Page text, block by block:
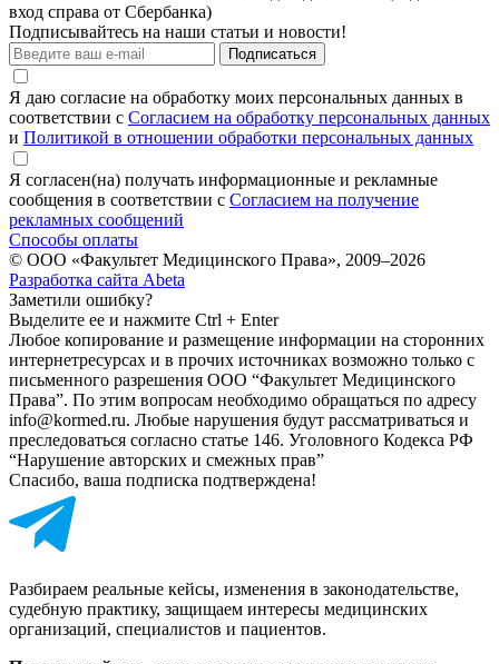
вход справа от Сбербанка)
Подписывайтесь на наши статьи и новости!
Подписаться
Я даю согласие на обработку моих персональных данных в
соответствии с Согласием на обработку персональных данных
и Политикой в отношении обработки персональных данных
Я согласен(на) получать информационные и рекламные
сообщения в соответствии с Согласием на получение
рекламных сообщений
Способы оплаты
© ООО «Факультет Медицинского Права», 2009–2026
Разработка сайта Abeta
Заметили ошибку?
Выделите ее и нажмите Ctrl + Enter
Любое копирование и размещение информации на сторонних
интернет­ресурсах и в прочих источниках возможно только с
письменного разрешения ООО “Факультет Медицинского
Права”. По этим вопросам необходимо обращаться по адресу
info@kormed.ru. Любые нарушения будут рассматриваться и
преследоваться согласно статье 146. Уголовного Кодекса РФ
“Нарушение авторских и смежных прав”
Спасибо, ваша подписка подтверждена!
Разбираем реальные кейсы, изменения в законодательстве,
судебную практику, защищаем интересы медицинских
организаций, специалистов и пациентов.